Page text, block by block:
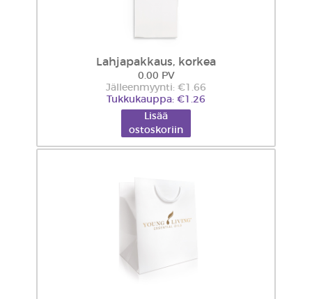
Lahjapakkaus, korkea
0.00 PV
Jälleenmyynti: €1.66
Tukkukauppa: €1.26
Lisää
ostoskoriin